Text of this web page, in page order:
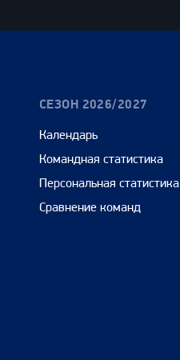
СЕЗОН 2026/2027
Календарь
Командная статистика
Персональная статистика
Сравнение команд